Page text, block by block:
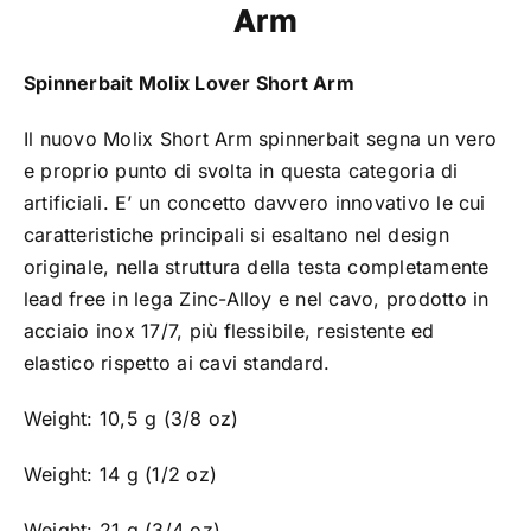
F.A.Q.
BRAND
CHI SIAMO
Arm
Spinnerbait Molix Lover Short Arm
Il nuovo Molix Short Arm spinnerbait segna un vero
e proprio punto di svolta in questa categoria di
artificiali. E’ un concetto davvero innovativo le cui
caratteristiche principali si esaltano nel design
originale, nella struttura della testa completamente
lead free in lega Zinc-Alloy e nel cavo, prodotto in
acciaio inox 17/7, più flessibile, resistente ed
elastico rispetto ai cavi standard.
Weight: 10,5 g (3/8 oz)
Weight: 14 g (1/2 oz)